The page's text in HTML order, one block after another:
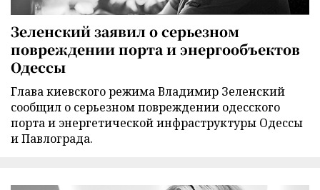
Зеленский заявил о серьезном
повреждении порта и энергообъектов
Одессы
Глава киевского режима Владимир Зеленский
сообщил о серьезном повреждении одесского
порта и энергетической инфраструктуры Одессы
и Павлограда.